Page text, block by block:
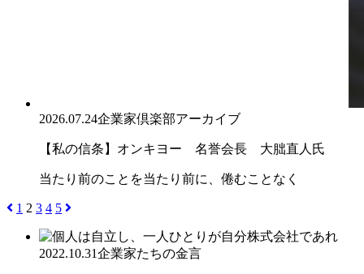
2026.07.24企業家倶楽部アーカイブ
【私の信条】オンキヨー 名誉会長 大朏直人氏
当たり前のことを当たり前に、倦むことなく
1 2 3 4 5
2022.10.31企業家たちの金言